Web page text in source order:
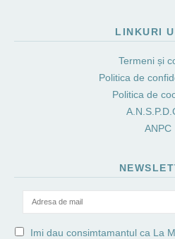
LINKURI
Termeni și
Politica de
Politica de
ANPC
Imi dau consimtamantul ca La